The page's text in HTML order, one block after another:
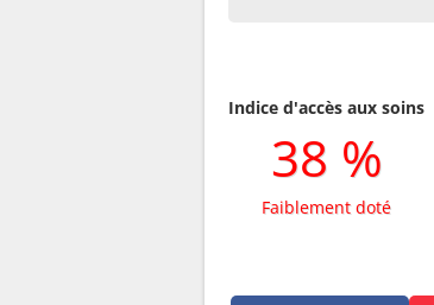
Indice d'accès aux soins
38 %
Faiblement doté